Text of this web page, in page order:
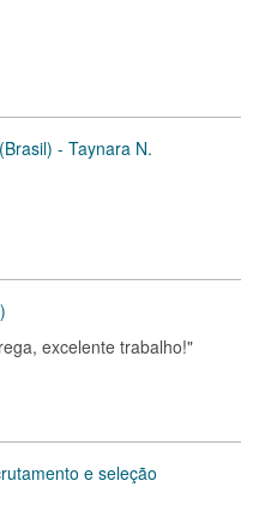
- Taynara N.
excelente trabalho!"
e seleção